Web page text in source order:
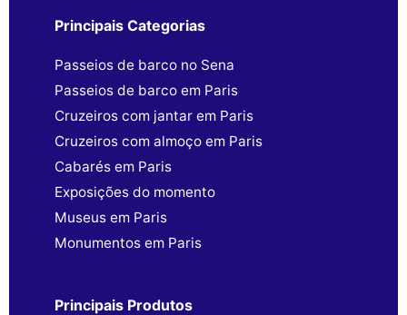
Principais Categorias
Passeios de barco no Sena
Passeios de barco em Paris
Cruzeiros com jantar em Paris
Cruzeiros com almoço em Paris
Cabarés em Paris
Exposições do momento
Museus em Paris
Monumentos em Paris
Principais Produtos